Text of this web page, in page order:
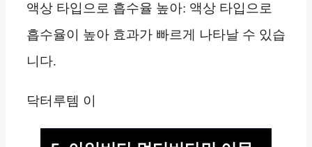
액상 타입으로 흡수율 높아: 액상 타입으로
흡수율이 높아 효과가 빠르게 나타날 수 있습
니다.
닥터루템 이